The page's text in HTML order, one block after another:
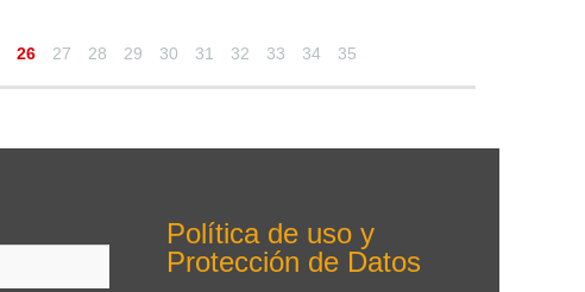
26 27 28 29 30 31 32 33 34 35
Política de uso y
Protección de Datos